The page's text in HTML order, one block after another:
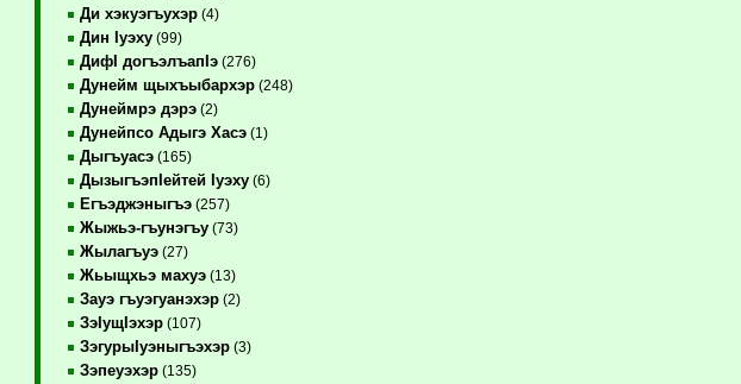
Ди хэкуэгъухэр(4)
Дин Iуэху(99)
ДифI догъэлъапIэ(276)
Дунейм щыхъыбархэр(248)
Дунеймрэ дэрэ(2)
Дунейпсо Адыгэ Хасэ(1)
Дыгъуасэ(165)
ДызыгъэпIейтей Iуэху(6)
Егъэджэныгъэ(257)
Жыжьэ-гъунэгъу(73)
Жылагъуэ(27)
Жьыщхьэ махуэ(13)
Зауэ гъуэгуанэхэр(2)
ЗэIущIэхэр(107)
ЗэгурыIуэныгъэхэр(3)
Зэпеуэхэр(135)